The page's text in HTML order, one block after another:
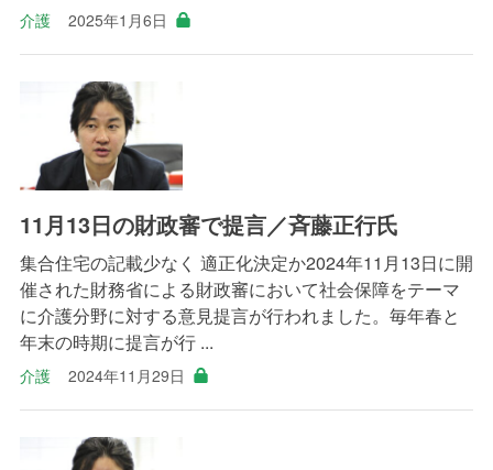
介護 2025年1月6日
11月13日の財政審で提言／斉藤正行氏
集合住宅の記載少なく 適正化決定か2024年11月13日に開
催された財務省による財政審において社会保障をテーマ
に介護分野に対する意見提言が行われました。毎年春と
年末の時期に提言が行 ...
介護 2024年11月29日